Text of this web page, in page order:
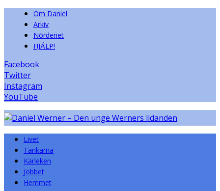
Om Daniel
Arkiv
Nörderiet
HJÄLP!
Facebook
Twitter
Instagram
YouTube
Livet
Tankarna
Kärleken
Jobbet
Hemmet